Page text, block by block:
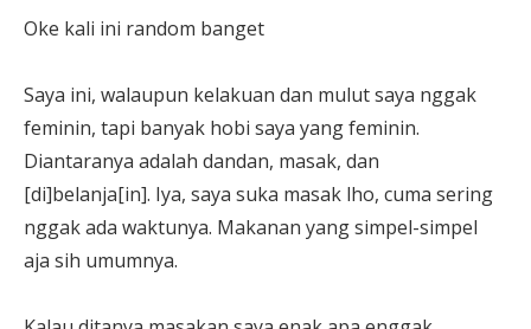
Oke kali ini random banget
Saya ini, walaupun kelakuan dan mulut saya nggak
feminin, tapi banyak hobi saya yang feminin.
Diantaranya adalah dandan, masak, dan
[di]belanja[in]. Iya, saya suka masak lho, cuma sering
nggak ada waktunya. Makanan yang simpel-simpel
aja sih umumnya.